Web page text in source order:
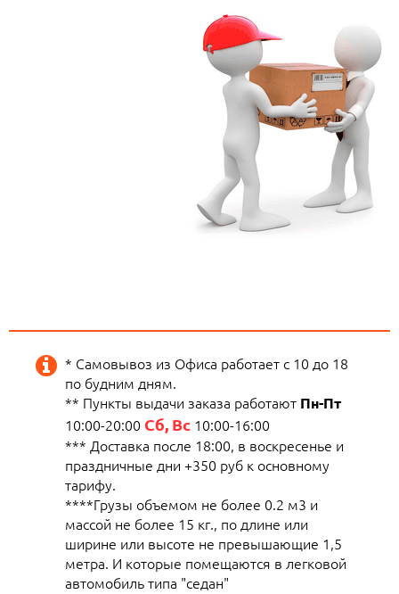
* Самовывоз из Офиса работает с 10 до 18
по будним дням.
** Пункты выдачи заказа работают Пн-Пт
10:00-20:00 Сб, Вс 10:00-16:00
*** Доставка после 18:00, в воскресенье и
праздничные дни +350 руб к основному
тарифу.
****Грузы объемом не более 0.2 м3 и
массой не более 15 кг., по длине или
ширине или высоте не превышающие 1,5
метра. И которые помещаются в легковой
автомобиль типа "седан"